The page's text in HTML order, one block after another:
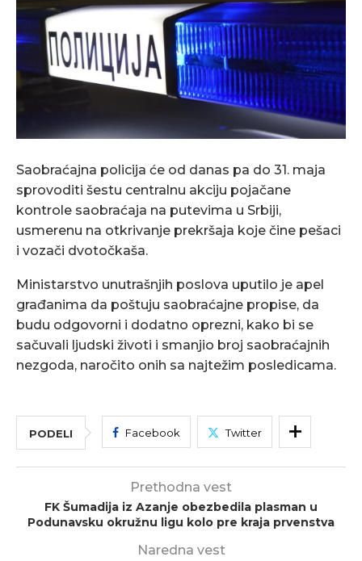
Saobraćajna policija će od danas pa do 31. maja
sprovoditi šestu centralnu akciju pojačane
kontrole saobraćaja na putevima u Srbiji,
usmerenu na otkrivanje prekršaja koje čine pešaci
i vozači dvotočkaša.
Ministarstvo unutrašnjih poslova uputilo je apel
građanima da poštuju saobraćajne propise, da
budu odgovorni i dodatno oprezni, kako bi se
sačuvali ljudski životi i smanjio broj saobraćajnih
nezgoda, naročito onih sa najtežim posledicama.
PODELI Facebook Twitter
Prethodna vest
FK Šumadija iz Azanje obezbedila plasman u
Podunavsku okružnu ligu kolo pre kraja prvenstva
Naredna vest